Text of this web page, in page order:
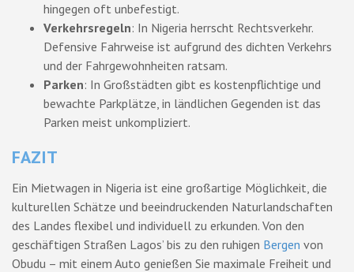
hingegen oft unbefestigt.
Verkehrsregeln: In Nigeria herrscht Rechtsverkehr.
Defensive Fahrweise ist aufgrund des dichten Verkehrs
und der Fahrgewohnheiten ratsam.
Parken: In Großstädten gibt es kostenpflichtige und
bewachte Parkplätze, in ländlichen Gegenden ist das
Parken meist unkompliziert.
FAZIT
Ein Mietwagen in Nigeria ist eine großartige Möglichkeit, die
kulturellen Schätze und beeindruckenden Naturlandschaften
des Landes flexibel und individuell zu erkunden. Von den
geschäftigen Straßen Lagos’ bis zu den ruhigen Bergen von
Obudu – mit einem Auto genießen Sie maximale Freiheit und